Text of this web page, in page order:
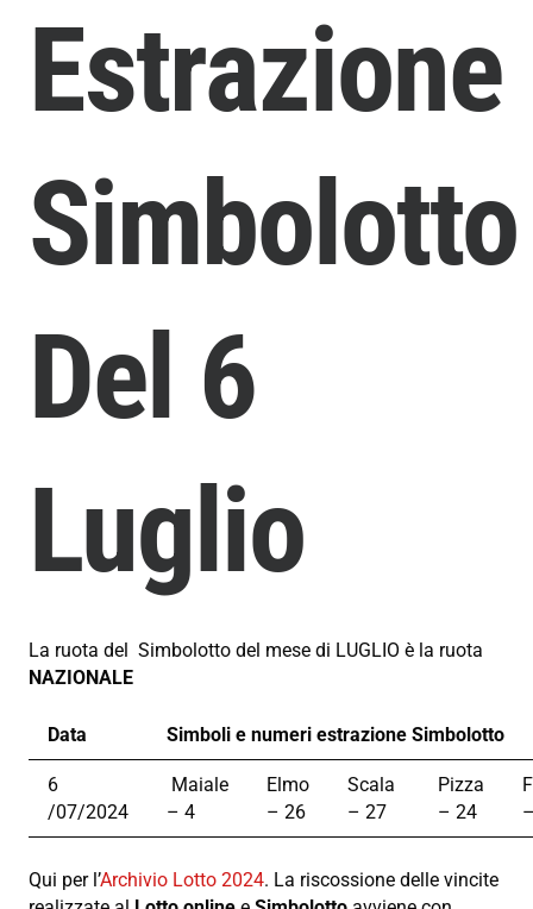
Estrazione
Simbolotto
Del 6
Luglio
La ruota del Simbolotto del mese di LUGLIO è la ruota
NAZIONALE
Data Simboli e numeri estrazione Simbolotto
6
/07/2024
Maiale
– 4
Elmo
– 26
Scala
– 27
Pizza
– 24
Qui per l’Archivio Lotto 2024. La riscossione delle vincite